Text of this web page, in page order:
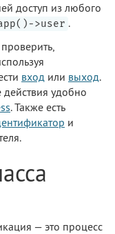
доступ из любого
>user .
вход или выход.
удобно
. Также есть
и
— это процесс